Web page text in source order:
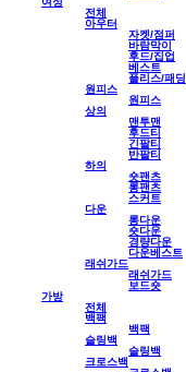
전체
아우터
자켓/점퍼
바람막이
후드/집업
베스트
플리스/패딩
원피스
원피스
상의
맨투맨
후드티
긴팔티
반팔티
하의
숏팬츠
롱팬츠
스커트
다운
롱다운
숏다운
경량다운
다운베스트
래쉬가드
래쉬가드
보드숏
가방
전체
백팩
백팩
슬링백
슬링백
크로스백